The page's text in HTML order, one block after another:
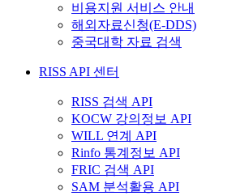
비용지원 서비스 안내
해외자료신청(E-DDS)
중국대학 자료 검색
RISS API 센터
RISS 검색 API
KOCW 강의정보 API
WILL 연계 API
Rinfo 통계정보 API
FRIC 검색 API
SAM 분석활용 API